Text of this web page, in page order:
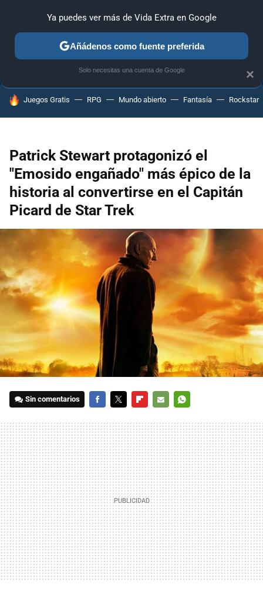
ANÁLISIS GUÍAS Y TRUCOS PC SONY NINTENDO
HOY SE HABLA DE
Juegos Gratis RPG Mundo abierto Fantasía Rockstar
Patrick Stewart protagonizó el
"Emosido engañado" más épico de la
historia al convertirse en el Capitán
Picard de Star Trek
Sin comentarios
MAIL
×
Ya puedes ver más de Vida Extra en Google
Añádenos como fuente preferida
Solo necesitas una cuenta de Google